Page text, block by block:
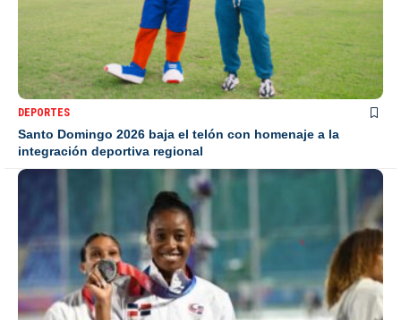
DEPORTES
Santo Domingo 2026 baja el telón con homenaje a la
integración deportiva regional